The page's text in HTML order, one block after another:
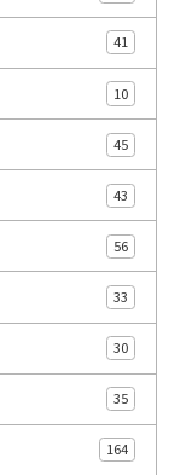
41
10
45
43
56
33
30
35
164